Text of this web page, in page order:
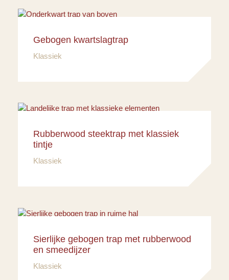
Gebogen kwartslagtrap
Klassiek
Rubberwood steektrap met klassiek
tintje
Klassiek
Sierlijke gebogen trap met rubberwood
en smeedijzer
Klassiek